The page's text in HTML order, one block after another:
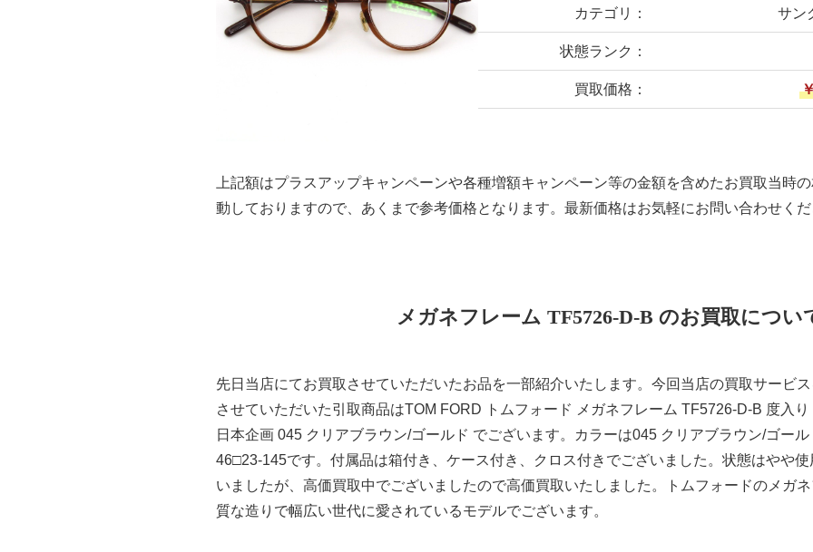
カテゴリ： サン
状態ランク：
買取価格：
上記額はプラスアップキャンペーンや各種増額キャンペーン等の金額を含めたお買取当時
動しておりますので、あくまで参考価格となります。最新価格はお気軽にお問い合わせくだ
メガネフレーム TF5726-D-B のお買取につい
先日当店にてお買取させていただいたお品を一部紹介いたします。今回当店の買取サービ
させていただいた引取商品はTOM FORD トムフォード メガネフレーム TF5726-D-B 度入
日本企画 045 クリアブラウン/ゴールド でございます。カラーは045 クリアブラウン/ゴー
46□23-145です。付属品は箱付き、ケース付き、クロス付きでございました。状態はやや
いましたが、高価買取中でございましたので高価買取いたしました。トムフォードのメガ
質な造りで幅広い世代に愛されているモデルでございます。